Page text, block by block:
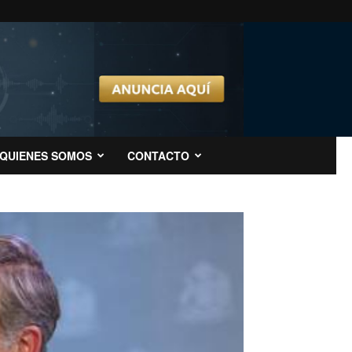
QUIENES SOMOS CONTACTO